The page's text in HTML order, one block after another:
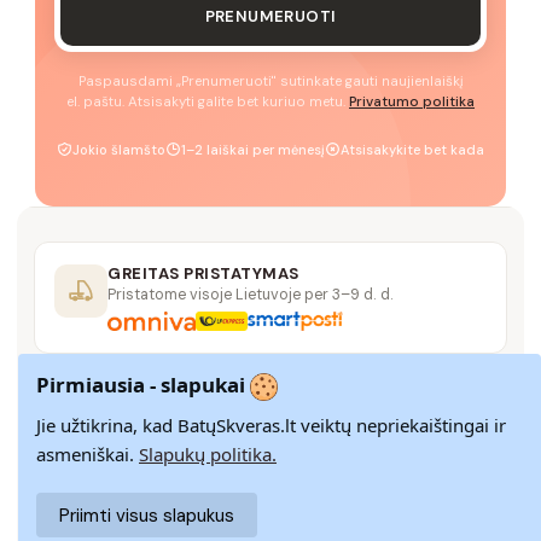
PRENUMERUOTI
Paspausdami „Prenumeruoti" sutinkate gauti naujienlaiškį
el. paštu. Atsisakyti galite bet kuriuo metu. Privatumo politika
Jokio šlamšto 1–2 laiškai per mėnesį Atsisakykite bet kada
GREITAS PRISTATYMAS
Pristatome visoje Lietuvoje per 3–9 d. d.
14 DIENŲ GRĄŽINIMAS
Paprastas grąžinimas paštomatais su pinigų
grąžinimo garantija
SAUGUS MOKĖJIMAS
Pirmiausia - slapukai
Jie užtikrina, kad BatųSkveras.lt veiktų nepriekaištingai ir
asmeniškai. Slapukų politika.
Priimti visus slapukus